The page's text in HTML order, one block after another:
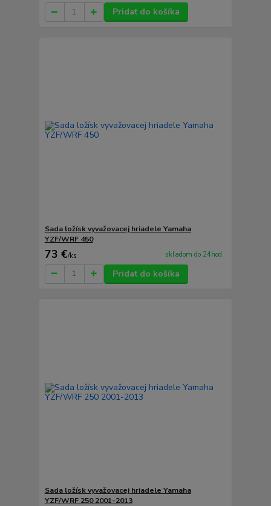
Pridať do košíka
Sada ložísk vyvažovacej hriadele Yamaha
YZF/WRF 450
73 €/ks skladom do 24hod.
Pridať do košíka
Sada ložísk vyvažovacej hriadele Yamaha
YZF/WRF 250 2001-2013